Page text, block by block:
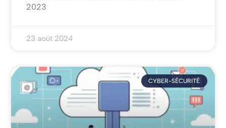
2023
23 août 2024
CYBER-SÉCURITÉ